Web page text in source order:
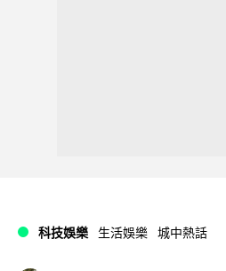
科技娛樂 生活娛樂 城中熱話